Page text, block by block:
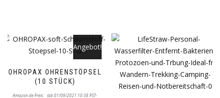
OHROPAX OHRENSTÖPSEL
(10 STÜCK)
Angebot!
Amazon.de Preis: (ab 01/09/2021 10:38 PST-